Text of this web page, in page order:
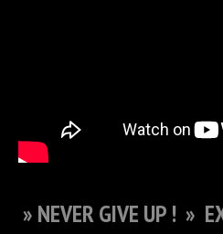
» NEVER GIVE UP ! »